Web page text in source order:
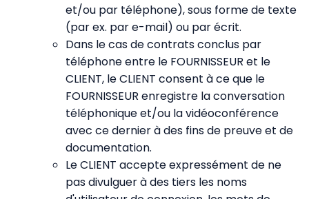
et/ou par téléphone), sous forme de texte
(par ex. par e-mail) ou par écrit.
Dans le cas de contrats conclus par
téléphone entre le FOURNISSEUR et le
CLIENT, le CLIENT consent à ce que le
FOURNISSEUR enregistre la conversation
téléphonique et/ou la vidéoconférence
avec ce dernier à des fins de preuve et de
documentation.
Le CLIENT accepte expressément de ne
pas divulguer à des tiers les noms